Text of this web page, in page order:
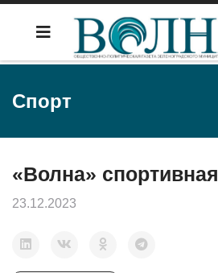
Спорт
«Волна» спортивная
23.12.2023